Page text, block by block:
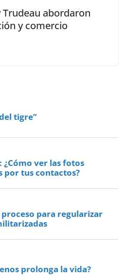
Trudeau abordaron
y comercio
tigre”
¿Cómo ver las fotos
por tus contactos?
proceso para regularizar
prolonga la vida?